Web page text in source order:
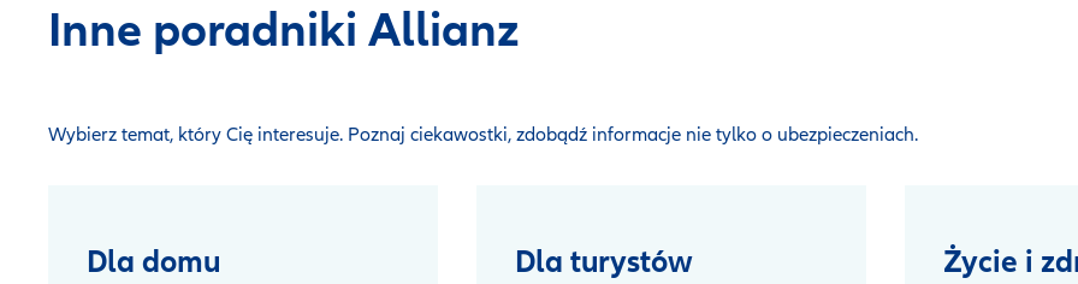
Inne poradniki Allianz
Wybierz temat, który Cię interesuje. Poznaj ciekawostki, zdobądź informacje nie tylko o ubezpieczeniach.
Dla domu Dla turystów Życie i